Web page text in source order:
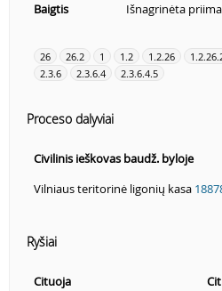
Baigtis
Išnagrinėta
26 26.2 1 1.2 1.2.26
2.3.6
2.3.6.4 2.3.6.4.5
Proceso dalyviai
Civilinis ieškovas baudž. byloje
Vilniaus teritorinė ligonių kasa
Ryšiai
Cituoja